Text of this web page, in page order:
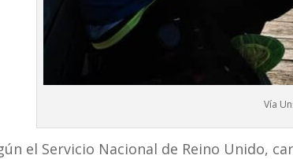
Vía
el Servicio Nacional de Reino Unido,